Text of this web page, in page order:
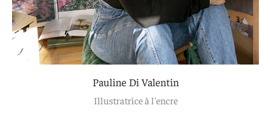
Pauline Di Valentin
Illustratrice à l'encre